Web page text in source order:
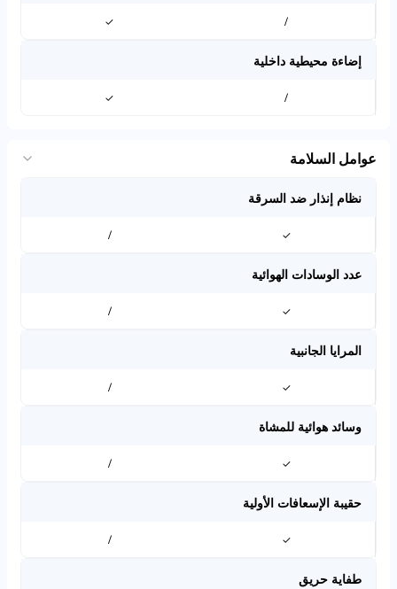
/
✓
إضاءة محيطية داخلية
/
✓
عوامل السلامة
نظام إنذار ضد السرقة
✓
/
عدد الوسادات الهوائية
✓
/
المرايا الجانبية
✓
/
وسائد هوائية للمشاة
✓
/
حقيبة الإسعافات الأولية
✓
/
طفاية حريق